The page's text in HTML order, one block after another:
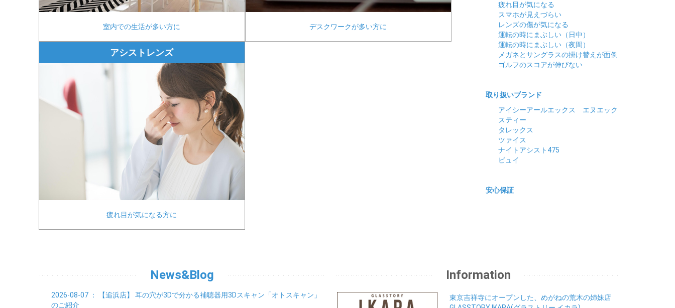
室内での生活が多い方に デスクワークが多い方に
アシストレンズ
疲れ目が気になる方に
疲れ目が気になる
スマホが見えづらい
レンズの傷が気になる
運転の時にまぶしい（日中）
運転の時にまぶしい（夜間）
メガネとサングラスの掛け替えが面倒
ゴルフのスコアが伸びない
取り扱いブランド
アイシーアールエックス エヌエック
スティー
タレックス
ツァイス
ナイトアシスト475
ビュイ
安心保証
News&Blog
2026-08-07 ： 【追浜店】 耳の穴が3Dで分かる補聴器用3Dスキャン「オトスキャン」
のご紹介
Information
東京吉祥寺にオープンした、めがねの荒木の姉妹店